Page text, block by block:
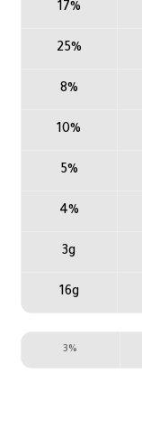
17%
25%
8%
10%
5%
4%
3g
16g
3%